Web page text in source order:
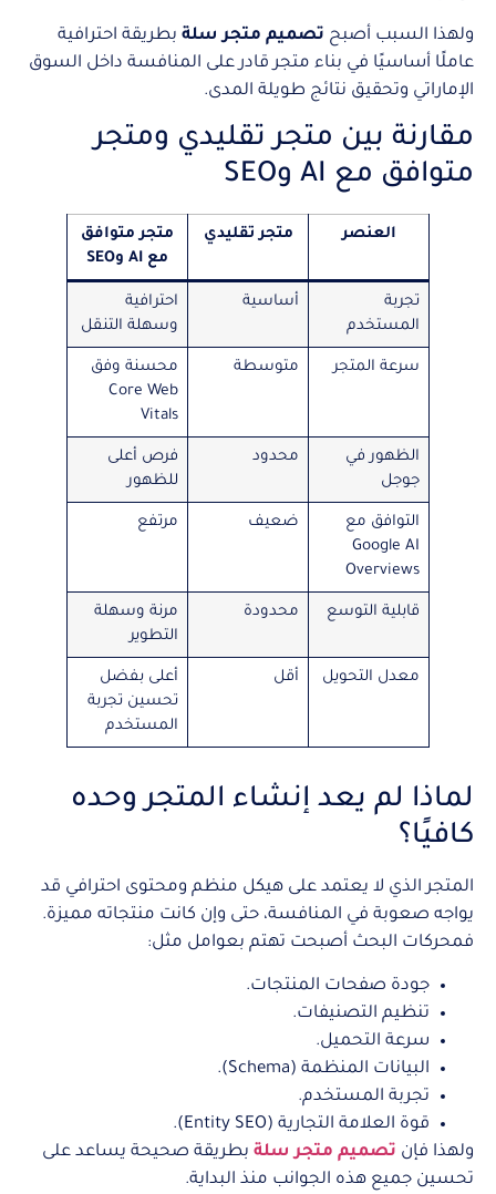
ولهذا السبب أصبح تصميم متجر سلة بطريقة احترافية
عاملًا أساسيًا في بناء متجر قادر على المنافسة داخل السوق
الإماراتي وتحقيق نتائج طويلة المدى.
مقارنة بين متجر تقليدي ومتجر
متوافق مع AI وSEO
العنصر متجر تقليدي
متجر متوافق
مع AI وSEO
تجربة
المستخدم
أساسية
احترافية
وسهلة التنقل
سرعة المتجر متوسطة
محسنة وفق
Core Web
Vitals
الظهور في
جوجل
محدود
فرص أعلى
للظهور
التوافق مع
Google AI
Overviews
ضعيف مرتفع
قابلية التوسع محدودة
مرنة وسهلة
التطوير
معدل التحويل أقل
أعلى بفضل
تحسين تجربة
المستخدم
لماذا لم يعد إنشاء المتجر وحده
كافيًا؟
المتجر الذي لا يعتمد على هيكل منظم ومحتوى احترافي قد
يواجه صعوبة في المنافسة، حتى وإن كانت منتجاته مميزة.
فمحركات البحث أصبحت تهتم بعوامل مثل:
جودة صفحات المنتجات.
تنظيم التصنيفات.
سرعة التحميل.
البيانات المنظمة (Schema).
تجربة المستخدم.
قوة العلامة التجارية (Entity SEO).
ولهذا فإن تصميم متجر سلة بطريقة صحيحة يساعد على
تحسين جميع هذه الجوانب منذ البداية.